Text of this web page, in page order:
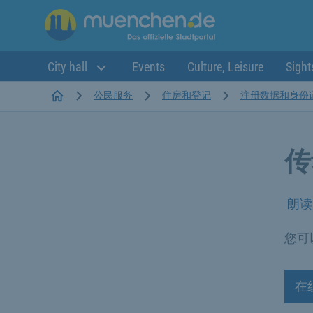
City hall Events Culture, Leisure
Startseite公民服务 住房和登记 注册数据和身份
朗读
您
在